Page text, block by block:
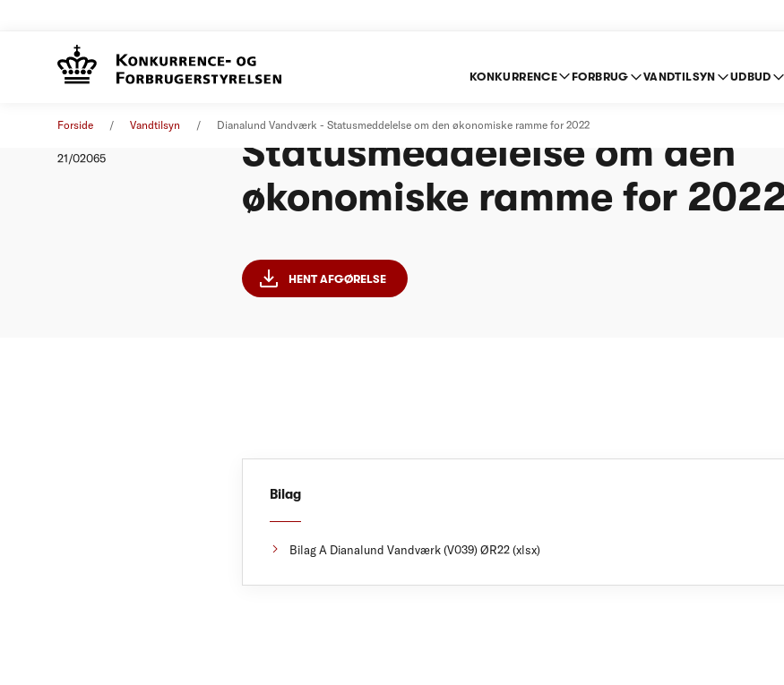
KONKURRENCE FORBRUG VANDTILSYN UDBUD
Forside Vandtilsyn Dianalund Vandværk - Statusmeddelelse om den økonomiske ramme for 2022
21/02065
Statusmeddelelse om den
økonomiske ramme for
HENT AFGØRELSE
Bilag
Bilag A Dianalund Vandværk (V039) ØR22 (xlsx)